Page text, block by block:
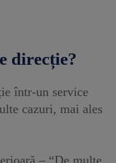
direcție?
într-un service
cazuri, mai ales